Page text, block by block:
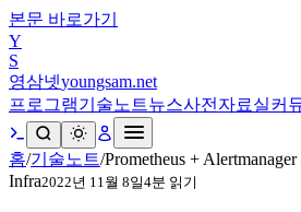
본문 바로가기
Y
S
영삼넷youngsam.net
프로그램기술노트뉴스사전 자료실커
홈/기술노트/Prometheus +
Infra2022년 11월 8일4분 읽기